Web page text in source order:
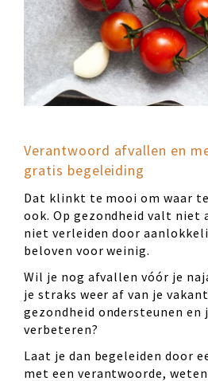
Verantwoord afvallen en
gratis begeleiding
Dat klinkt te mooi om waar
ook. Op gezondheid valt niet
niet verleiden door
beloven voor weinig.
Wil je nog afvallen vóór je
je straks weer af van je
gezondheid ondersteunen en
verbeteren?
Laat je dan begeleiden door
met een verantwoorde,